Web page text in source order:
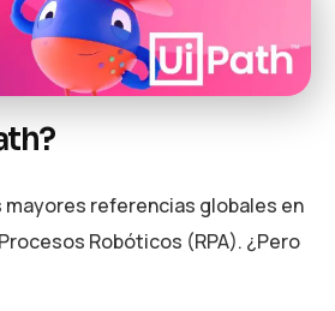
mayores referencias globales en
Robóticos (RPA). ¿Pero